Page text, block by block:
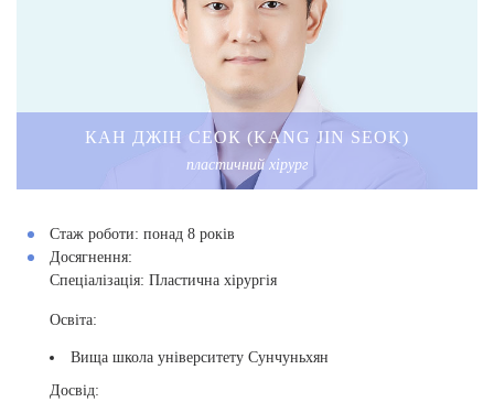
КАН ДЖІН СЕОК (KANG JIN SEOK)
пластичний хірург
Стаж роботи: понад 8 років
Досягнення:
Спеціалізація: Пластична хірургія
Освіта:
Вища школа університету Сунчуньхян
Досвід: